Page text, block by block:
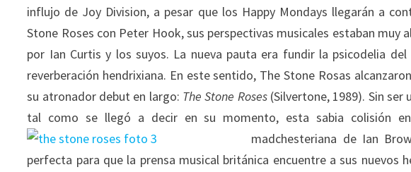
influjo de Joy Division, a pesar que los Happy Mondays llegarán a
Stone Roses con Peter Hook, sus perspectivas musicales estaban
por Ian Curtis y los suyos. La nueva pauta era fundir la psicodelia del
reverberación hendrixiana. En este sentido, The Stone Rosas
su atronador debut en largo: The Stone Roses(Silvertone, 1989). Sin
tal como se llegó a decir en su momento, esta sabia colisión
madchesteriana de Ian
perfecta para que la prensa musical británica encuentre a sus nuevos